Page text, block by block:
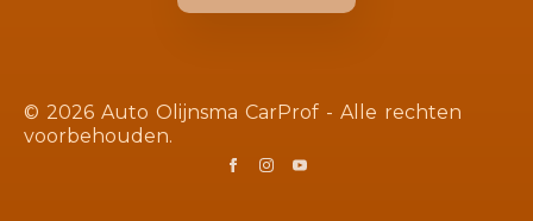
© 2026 Auto Olijnsma CarProf - Alle rechten
voorbehouden.